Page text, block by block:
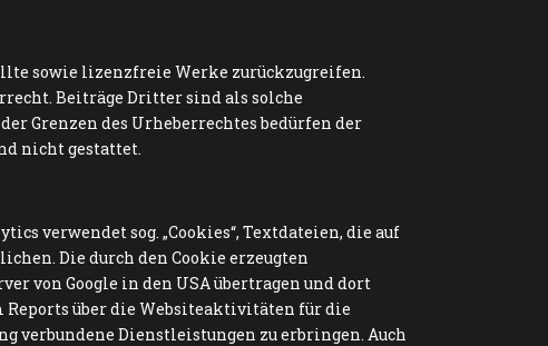
sowie lizenzfreie Werke zurückzugreifen.
Beiträge Dritter sind als solche
Grenzen des Urheberrechtes bedürfen der
nicht gestattet.
verwendet sog. „Cookies“, Textdateien, die auf
Die durch den Cookie erzeugten
von Google in den USA übertragen und dort
Reports über die Websiteaktivitäten für die
verbundene Dienstleistungen zu erbringen. Auch